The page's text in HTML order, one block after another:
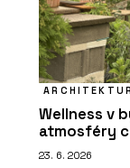
Wellness v
atmosféry
23. 6. 2026